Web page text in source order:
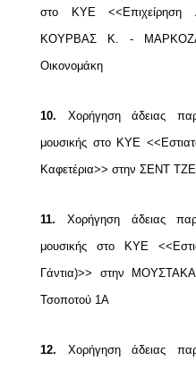
στο ΚΥΕ <<Επιχείρηση
ΚΟΥΡΒΑΣ Κ. -
Οικονομάκη
10.
Χορήγηση άδειας
μουσικής στο ΚΥΕ
Καφετέρια>> στην ΣΕΝΤ
11.
Χορήγηση άδειας
μουσικής στο ΚΥΕ
Γάντια)>> στην
Τσοποτού 1Α
12.
Χορήγηση άδειας